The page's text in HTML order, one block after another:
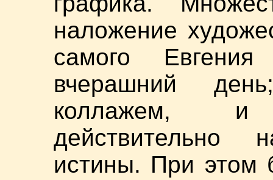
наложение
самого
вчерашний
коллажем, и
действительно
истины. При этом